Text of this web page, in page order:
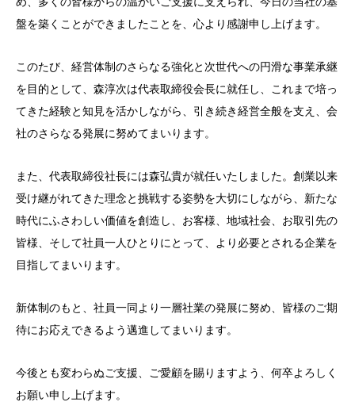
盤を築くことができましたことを、心より感謝申し上げます。
このたび、経営体制のさらなる強化と次世代への円滑な事業承継
を目的として、森淳次は代表取締役会長に就任し、これまで培っ
てきた経験と知見を活かしながら、引き続き経営全般を支え、会
社のさらなる発展に努めてまいります。
また、代表取締役社長には森弘貴が就任いたしました。創業以来
受け継がれてきた理念と挑戦する姿勢を大切にしながら、新たな
時代にふさわしい価値を創造し、お客様、地域社会、お取引先の
皆様、そして社員一人ひとりにとって、より必要とされる企業を
目指してまいります。
新体制のもと、社員一同より一層社業の発展に努め、皆様のご期
待にお応えできるよう邁進してまいります。
今後とも変わらぬご支援、ご愛顧を賜りますよう、何卒よろしく
お願い申し上げます。